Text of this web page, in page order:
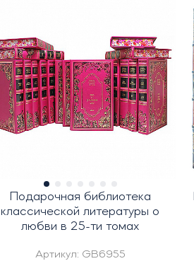
Подарочная библиотека
классической литературы о
любви в 25-ти томах
Артикул: GB6955